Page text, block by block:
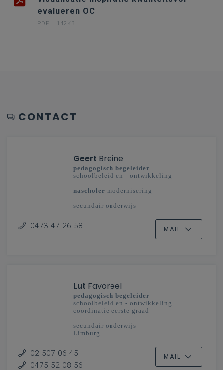
evalueren OC
PDF 142KB
CONTACT
Geert Breine
pedagogisch begeleider
schoolbeleid en - ontwikkeling
nascholer modernisering
secundair onderwijs
0473 47 26 58 MAIL
Lut Favoreel
pedagogisch begeleider
schoolbeleid en - ontwikkeling
coördinatie eerste graad
secundair onderwijs
Limburg
02 507 06 45
0475 52 08 56
MAIL